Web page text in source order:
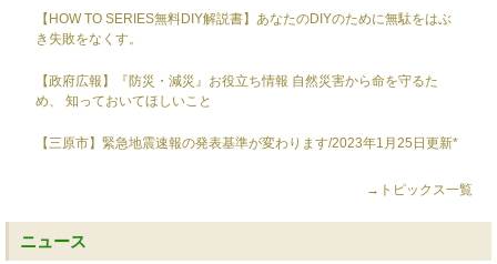
【HOW TO SERIES無料DIY解説書】あなたのDIYのために無駄をはぶ
き失敗をなくす。
【政府広報】『防災・減災』お役立ち情報 自然災害から命を守るた
め、 知っておいてほしいこと
【三原市】緊急地震速報の発表基準が変わります/2023年1月25日更新*
→トピックス一覧
ニュース